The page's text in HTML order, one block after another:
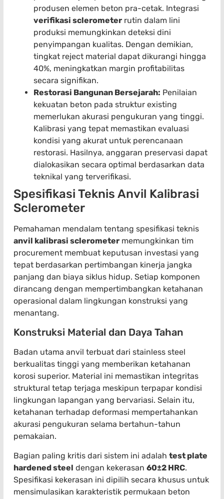
produsen elemen beton pra-cetak. Integrasi
verifikasi sclerometer rutin dalam lini
produksi memungkinkan deteksi dini
penyimpangan kualitas. Dengan demikian,
tingkat reject material dapat dikurangi hingga
40%, meningkatkan margin profitabilitas
secara signifikan.
Restorasi Bangunan Bersejarah: Penilaian
kekuatan beton pada struktur existing
memerlukan akurasi pengukuran yang tinggi.
Kalibrasi yang tepat memastikan evaluasi
kondisi yang akurat untuk perencanaan
restorasi. Hasilnya, anggaran preservasi dapat
dialokasikan secara optimal berdasarkan data
teknikal yang terverifikasi.
Spesifikasi Teknis Anvil Kalibrasi
Sclerometer
Pemahaman mendalam tentang spesifikasi teknis
anvil kalibrasi sclerometer memungkinkan tim
procurement membuat keputusan investasi yang
tepat berdasarkan pertimbangan kinerja jangka
panjang dan biaya siklus hidup. Setiap komponen
dirancang dengan mempertimbangkan ketahanan
operasional dalam lingkungan konstruksi yang
menantang.
Konstruksi Material dan Daya Tahan
Badan utama anvil terbuat dari stainless steel
berkualitas tinggi yang memberikan ketahanan
korosi superior. Material ini memastikan integritas
struktural tetap terjaga meskipun terpapar kondisi
lingkungan lapangan yang bervariasi. Selain itu,
ketahanan terhadap deformasi mempertahankan
akurasi pengukuran selama bertahun-tahun
pemakaian.
Bagian paling kritis dari sistem ini adalah test plate
hardened steel dengan kekerasan 60±2 HRC.
Spesifikasi kekerasan ini dipilih secara khusus untuk
mensimulasikan karakteristik permukaan beton